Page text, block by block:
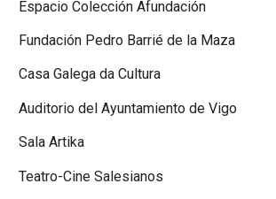
Espacio Colección Afundación
Fundación Pedro Barrié de la Maza
Casa Galega da Cultura
Auditorio del Ayuntamiento de Vigo
Sala Artika
Teatro-Cine Salesianos